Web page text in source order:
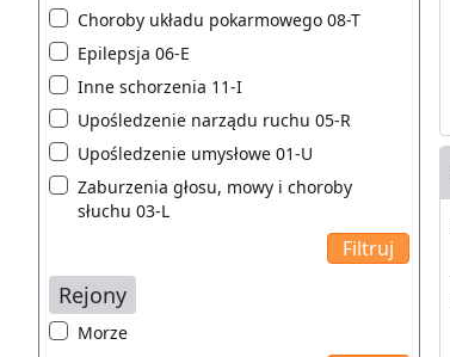
Choroby układu pokarmowego 08-T
Epilepsja 06-E
Inne schorzenia 11-I
Upośledzenie narządu ruchu 05-R
Upośledzenie umysłowe 01-U
Zaburzenia głosu, mowy i choroby
słuchu 03-L
Rejony
Morze